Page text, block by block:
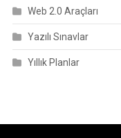
Web 2.0 Araçları
Yazılı Sınavlar
Yıllık Planlar